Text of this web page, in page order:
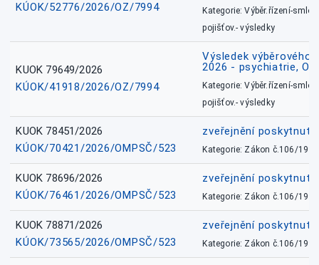
KÚOK/52776/2026/OZ/7994
Kategorie: Výběr.řízení-
pojišťov.- výsledky
KUOK 79649/2026
KÚOK/41918/2026/OZ/7994
Výsledek výběrového
2026 - psychiatrie,
Kategorie: Výběr.řízení-
pojišťov.- výsledky
KUOK 78451/2026
KÚOK/70421/2026/OMPSČ/523
zveřejnění
Kategorie: Zákon č.106/1999
KUOK 78696/2026
KÚOK/76461/2026/OMPSČ/523
zveřejnění
Kategorie: Zákon č.106/1999
KUOK 78871/2026
KÚOK/73565/2026/OMPSČ/523
zveřejnění
Kategorie: Zákon č.106/1999